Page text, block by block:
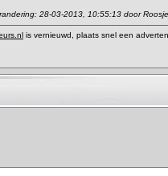
28-03-2013, 10:55:13 door Roosje
is vernieuwd, plaats snel een